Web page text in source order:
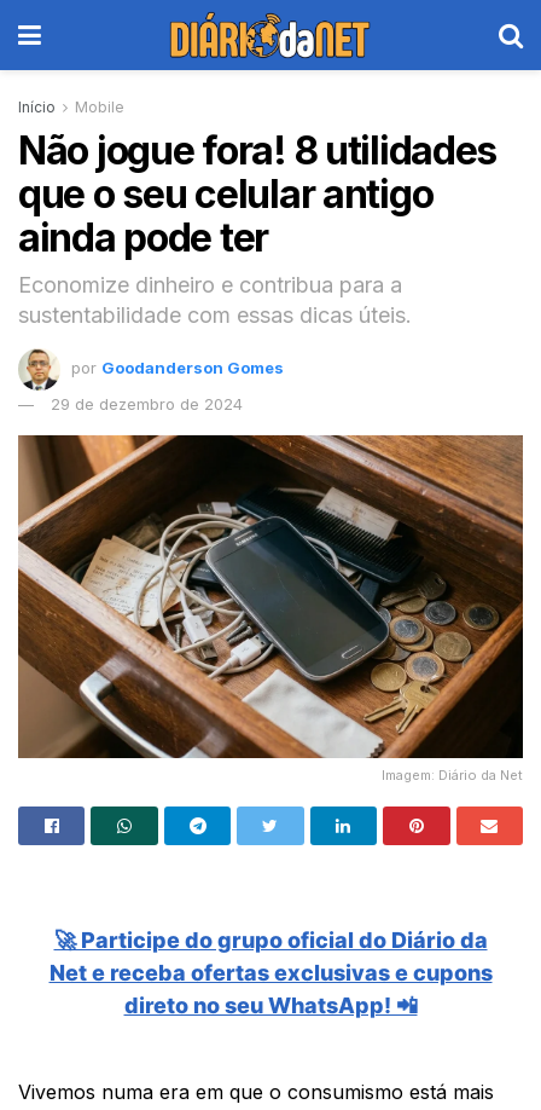
Início Mobile
Não jogue fora! 8 utilidades
que o seu celular antigo
ainda pode ter
Economize dinheiro e contribua para a
sustentabilidade com essas dicas úteis.
por Goodanderson Gomes
29 de dezembro de 2024
Imagem: Diário da Net
🚀 Participe do grupo oficial do Diário da
Net e receba ofertas exclusivas e cupons
direto no seu WhatsApp! 📲
Vivemos numa era em que o consumismo está mais